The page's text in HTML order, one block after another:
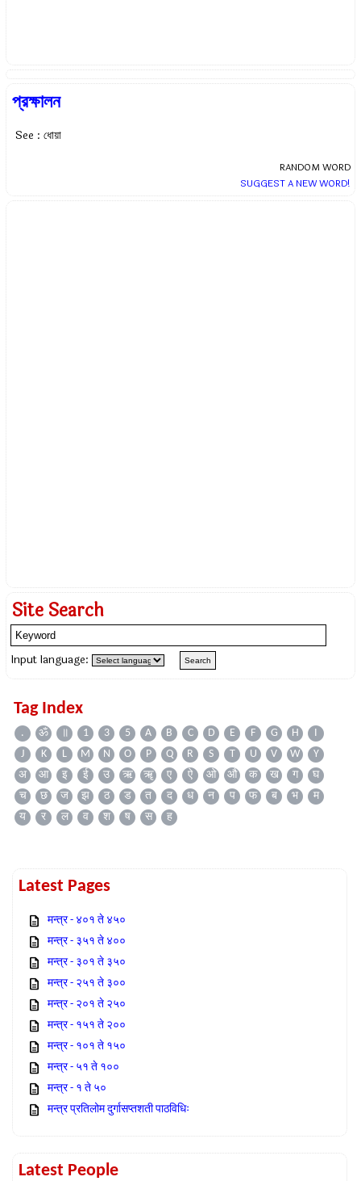
প্রক্ষালন
See : ধোয়া
RANDOM WORD
SUGGEST A NEW WORD!
Site Search
Input language:
Tag Index
. ॐ ॥ 1 3 5 A B C D E F G H
I
J
K L M N O P Q R S T U V W
Y
अ
आ इ ई उ ऋ ॠ ए ऐ ओ औ क ख ग
घ
च
छ ज झ ठ ड त द ध न प फ ब भ
म
य
र ल व श ष स ह
Latest Pages
मन्त्र - ४०१ ते ४५०
मन्त्र - ३५१ ते ४००
मन्त्र - ३०१ ते ३५०
मन्त्र - २५१ ते ३००
मन्त्र - २०१ ते २५०
मन्त्र - १५१ ते २००
मन्त्र - १०१ ते १५०
मन्त्र - ५१ ते १००
मन्त्र - १ ते ५०
मन्त्र प्रतिलोम दुर्गासप्तशती पाठविधिः
Latest People